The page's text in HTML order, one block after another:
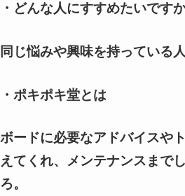
・どんな人にすすめたいですか
同じ悩みや興味を持っている人
・ポキポキ堂とは
ボードに必要なアドバイスや
えてくれ、メンテナンスまで
ろ。